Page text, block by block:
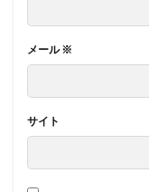
メール※
サイト